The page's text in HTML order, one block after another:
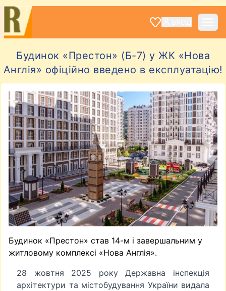
Будинок «Престон» (Б-7) у ЖК «Нова
Англія» офіційно введено в експлуатацію!
Будинок «Престон» став 14-м і завершальним у
житловому комплексі «Нова Англія».
28 жовтня 2025 року Державна інспекція
архітектури та містобудування України видала